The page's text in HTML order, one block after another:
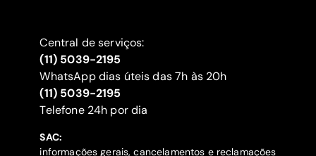
Central de serviços:
(11) 5039-2195
WhatsApp dias úteis das 7h às 20h
(11) 5039-2195
‍Telefone 24h por dia
SAC:
informações gerais, cancelamentos e reclamações